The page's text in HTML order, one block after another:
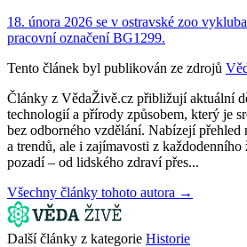
18. února 2026 se v ostravské zoo
pracovní označení BG1299.
Tento článek byl publikován ze zdrojů
Články z VědaŽivě.cz přibližují aktuální
technologií a přírody způsobem, který je
bez odborného vzdělání. Nabízejí
a trendů, ale i zajímavosti z
pozadí – od lidského zdraví přes...
Všechny články tohoto autora →
Další články z kategorie Historie